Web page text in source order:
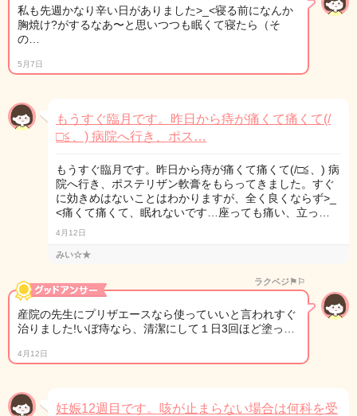
私も先週かなり辛い日がありました>_<寝る前になんか
胸焼け?がするなあ〜と思いつつも眠くて寝たら（そ
の…
5月7日
もうすぐ臨月です。昨日から痔が痛くて痛くて(/
□≦、) 病院へ行き、ポス…
もうすぐ臨月です。昨日から痔が痛くて痛くて(/□≦、) 病
院へ行き、ポステリザン軟膏をもらってきました。すぐ
に効きめはないことはわかりますが、全く良くならず>_
<痛くて痛くて、眠れないです…座っても痛い、立っ…
4月12日
みい☆★
ラクベジ⚑⚐
産院の先生にプリザエースなら使っていいと言われすぐ
治りました!いぼ痔なら、清潔にして１日3回ほど塗っ…
4月12日
妊娠12週目です。咳が止まらない場合は何科を受